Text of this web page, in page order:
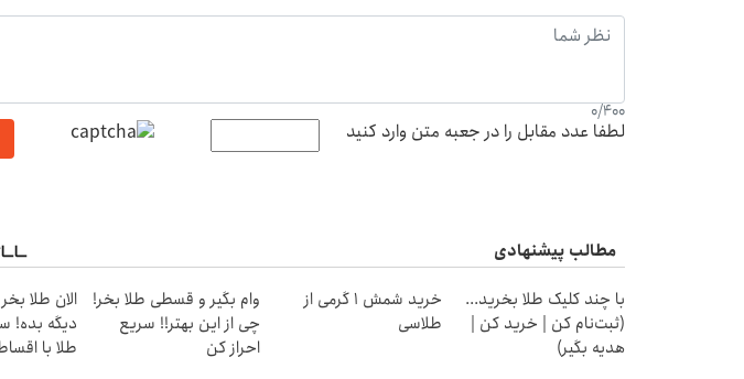
0/400
لطفا عدد مقابل را در جعبه متن وارد کنید
مطالب پیشنهادی
با چند کلیک طلا بخرید...
(ثبت‌نام کن | خرید کن |
هدیه بگیر)
خرید شمش 1 گرمی از
طلاسی
وام بگیر و قسطی طلا بخر!
چی از این بهتر!! سریع
احراز کن
دیگه بده!
طلا با